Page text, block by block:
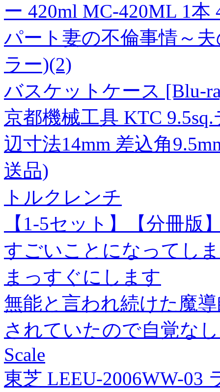
ー 420ml MC-420ML 1本
パート妻の不倫事情～
ラー)(2)
バスケットケース [Blu-
京都機械工具 KTC
辺寸法14mm 差込角
送品)
トルクレンチ
【1-5セット】【分冊版
すごいことになってし
まっすぐにします
無能と言われ続けた魔
されていたので自覚な
Scale
東芝 LEEU-2006WW-03